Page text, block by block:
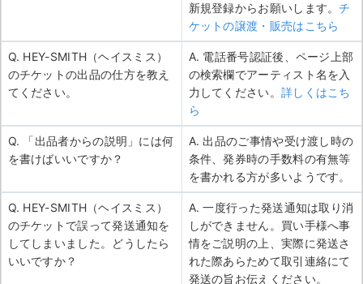
新規登録からお願いします。チ
ケットの譲渡・販売はこちら
Q. HEY-SMITH（ヘイスミス）
のチケットの出品の仕方を教え
てください。
A. 電話番号認証後、ページ上部
の検索欄でアーティスト名を入
力してください。 詳しくはこち
ら
Q. 「出品者からの説明」には何
を書けばいいですか？
A. 出品のご事情や受け渡し時の
条件、発券時の手数料の有無等
を書かれる方が多いようです。
Q. HEY-SMITH（ヘイスミス）
のチケットで誤って発送通知を
してしまいました。どうしたら
いいですか？
A. 一度行った発送通知は取り消
しができません。買い手様へ事
情をご説明の上、実際に発送さ
れた際あらためて取引連絡にて
発送の旨お伝えください。